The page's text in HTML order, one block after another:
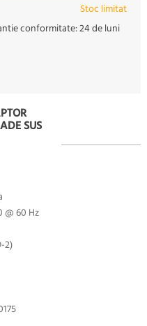
Stoc limitat
conformitate:24 de luni
SUS
@ 60 Hz
2)